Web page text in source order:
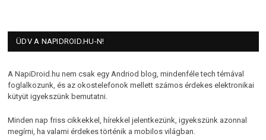
ÜDV A NAPIDROID.HU-N!
A NapiDroid.hu nem csak egy Andriod blog, mindenféle tech témával
foglalkozunk, és az okostelefonok mellett számos érdekes elektronikai
kütyüt igyekszünk bemutatni.
Minden nap friss cikkekkel, hírekkel jelentkezünk, igyekszünk azonnal
megírni, ha valami érdekes történik a mobilos világban.